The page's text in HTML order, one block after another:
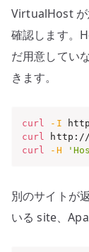
VirtualHost
確認します。
だ用意してい
きます。
curl -I
curl
curl
-H
別のサイトが
いる site、